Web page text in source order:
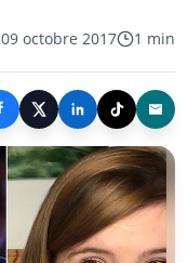
09 octobre 2017 1 min